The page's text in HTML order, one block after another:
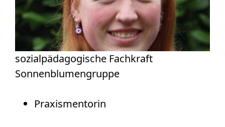
sozialpädagogische Fachkraft
Sonnenblumengruppe
Praxismentorin